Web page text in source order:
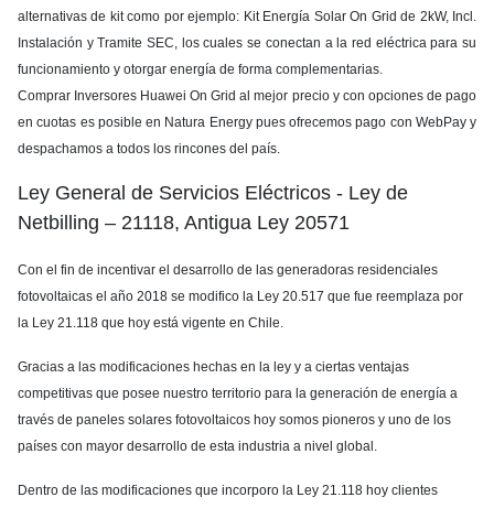
alternativas de kit como por ejemplo: Kit Energía Solar On Grid de 2kW, Incl.
Instalación y Tramite SEC, loscuales se conectan a la red eléctrica para su
funcionamiento y otorgar energía de forma complementarias.
Comprar Inversores Huawei On Grid al mejor precio y con opciones de pago
en cuotas es posible en Natura Energy pues ofrecemos pago con WebPay y
despachamos a todos los rincones del país.
Ley General de Servicios Eléctricos - Ley de
Netbilling – 21118, Antigua Ley 20571
Con el fin de incentivar el desarrollo de las generadoras residenciales
fotovoltaicas el año 2018 se modifico la Ley 20.517 que fue reemplaza por
la Ley 21.118 que hoy está vigente en Chile.
Gracias a las modificaciones hechas en la ley y a ciertas ventajas
competitivas que posee nuestro territorio para la generación de energía a
través de paneles solares fotovoltaicos hoy somos pioneros y uno de los
países con mayor desarrollo de esta industria a nivel global.
Dentro de las modificaciones que incorporo la Ley 21.118 hoy clientes